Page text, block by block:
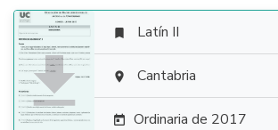

 Latín II
 Cantabria
 Ordinaria de 2017